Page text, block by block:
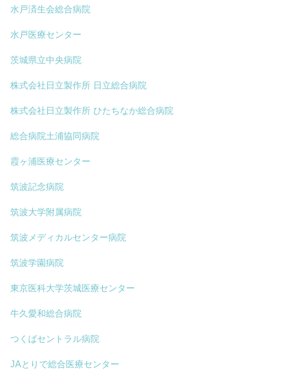
水戸済生会総合病院
水戸医療センター
茨城県立中央病院
株式会社日立製作所 日立総合病院
株式会社日立製作所 ひたちなか総合病院
総合病院土浦協同病院
霞ヶ浦医療センター
筑波記念病院
筑波大学附属病院
筑波メディカルセンター病院
筑波学園病院
東京医科大学茨城医療センター
牛久愛和総合病院
つくばセントラル病院
JAとりで総合医療センター